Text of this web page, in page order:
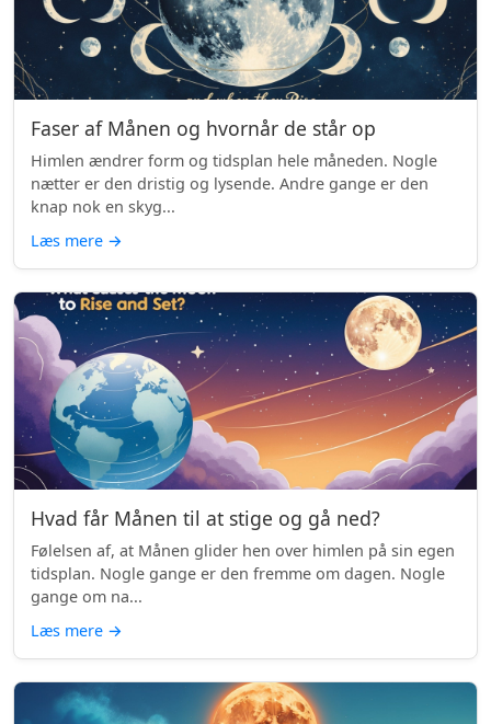
Faser af Månen og hvornår de står op
Himlen ændrer form og tidsplan hele måneden. Nogle
nætter er den dristig og lysende. Andre gange er den
knap nok en skyg...
Læs mere →
Hvad får Månen til at stige og gå ned?
Følelsen af, at Månen glider hen over himlen på sin egen
tidsplan. Nogle gange er den fremme om dagen. Nogle
gange om na...
Læs mere →